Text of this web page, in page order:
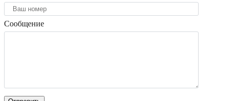
Сообщение